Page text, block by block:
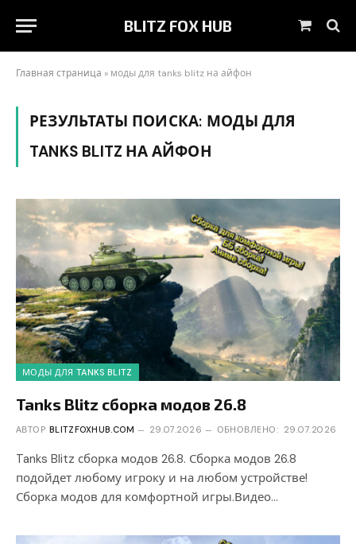
BLITZ FOX HUB Корзина
Главная страница » моды для tanks blitz на айфон
РЕЗУЛЬТАТЫ ПОИСКА: МОДЫ ДЛЯ
TANKS BLITZ НА АЙФОН
МОДЫ ДЛЯ TANKS BLITZ
Tanks Blitz сборка модов 26.8
АВТОР BLITZFOXHUB.COM 29.07.2026 ОБНОВЛЕНО: 29.07.2026
Tanks Blitz сборка модов 26.8. Сборка модов 26.8
подойдет любому игроку и на любом устройстве!
Сборка модов для комфортной игры.Видео…